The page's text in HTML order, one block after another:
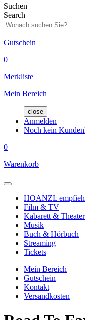
Suchen
Search
Gutschein
0
Merkliste
Mein Bereich
close
Anmelden
Noch kein
0
Warenkorb
HOANZL
Film & TV
Kabarett & Theater
Musik
Buch & Hörbuch
Streaming
Tickets
Mein Bereich
Gutschein
Kontakt
Versandkosten